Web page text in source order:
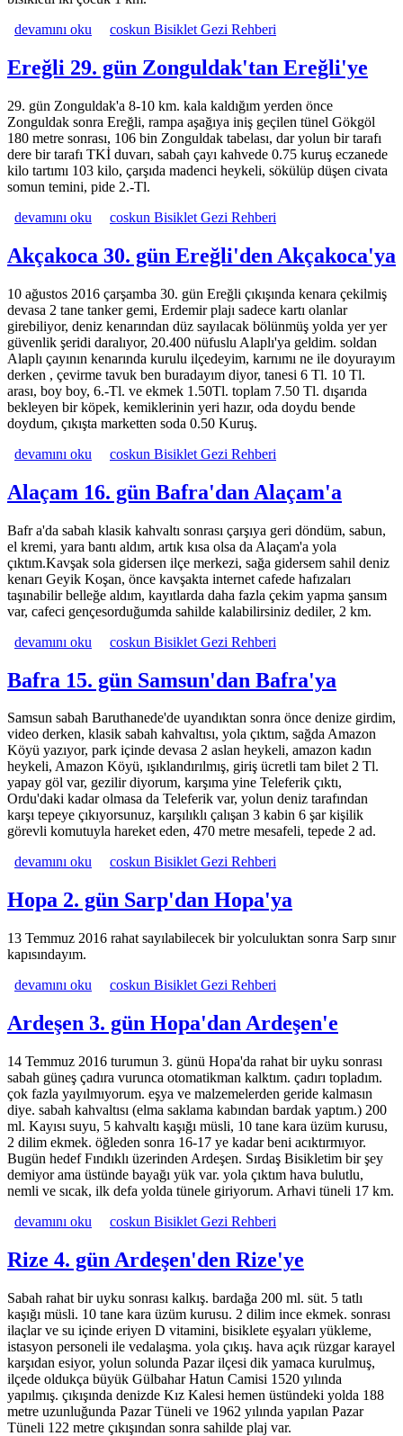
Zonguldak 28. gün Bartın'dan Zonguldak hakkında
devamını oku coskun Bisiklet Gezi Rehberi
Ereğli 29. gün Zonguldak'tan Ereğli'ye
29. gün Zonguldak'a 8-10 km. kala kaldığım yerden önce
Zonguldak sonra Ereğli, rampa aşağıya iniş geçilen tünel Gökgöl
180 metre sonrası, 106 bin Zonguldak tabelası, dar yolun bir tarafı
dere bir tarafı TKİ duvarı, sabah çayı kahvede 0.75 kuruş eczanede
kilo tartımı 103 kilo, çarşıda madenci heykeli, sökülüp düşen civata
somun temini, pide 2.-Tl.
Ereğli 29. gün Zonguldak'tan Ereğli'ye hakkında
devamını oku coskun Bisiklet Gezi Rehberi
Akçakoca 30. gün Ereğli'den Akçakoca'ya
10 ağustos 2016 çarşamba 30. gün Ereğli çıkışında kenara çekilmiş
devasa 2 tane tanker gemi, Erdemir plajı sadece kartı olanlar
girebiliyor, deniz kenarından düz sayılacak bölünmüş yolda yer yer
güvenlik şeridi daralıyor, 20.400 nüfuslu Alaplı'ya geldim. soldan
Alaplı çayının kenarında kurulu ilçedeyim, karnımı ne ile doyurayım
derken , çevirme tavuk ben buradayım diyor, tanesi 6 Tl. 10 Tl.
arası, boy boy, 6.-Tl. ve ekmek 1.50Tl. toplam 7.50 Tl. dışarıda
bekleyen bir köpek, kemiklerinin yeri hazır, oda doydu bende
doydum, çıkışta marketten soda 0.50 Kuruş.
Akçakoca 30. gün Ereğli'den Akçakoca'ya hakkında
devamını oku coskun Bisiklet Gezi Rehberi
Alaçam 16. gün Bafra'dan Alaçam'a
Bafr a'da sabah klasik kahvaltı sonrası çarşıya geri döndüm, sabun,
el kremi, yara bantı aldım, artık kısa olsa da Alaçam'a yola
çıktım.Kavşak sola gidersen ilçe merkezi, sağa gidersem sahil deniz
kenarı Geyik Koşan, önce kavşakta internet cafede hafızaları
taşınabilir belleğe aldım, kayıtlarda daha fazla çekim yapma şansım
var, cafeci gençesorduğumda sahilde kalabilirsiniz dediler, 2 km.
Alaçam 16. gün Bafra'dan Alaçam'a hakkında
devamını oku coskun Bisiklet Gezi Rehberi
Bafra 15. gün Samsun'dan Bafra'ya
Samsun sabah Baruthanede'de uyandıktan sonra önce denize girdim,
video derken, klasik sabah kahvaltısı, yola çıktım, sağda Amazon
Köyü yazıyor, park içinde devasa 2 aslan heykeli, amazon kadın
heykeli, Amazon Köyü, ışıklandırılmış, giriş ücretli tam bilet 2 Tl.
yapay göl var, gezilir diyorum, karşıma yine Teleferik çıktı,
Ordu'daki kadar olmasa da Teleferik var, yolun deniz tarafından
karşı tepeye çıkıyorsunuz, karşılıklı çalışan 3 kabin 6 şar kişilik
görevli komutuyla hareket eden, 470 metre mesafeli, tepede 2 ad.
Bafra 15. gün Samsun'dan Bafra'ya hakkında
devamını oku coskun Bisiklet Gezi Rehberi
Hopa 2. gün Sarp'dan Hopa'ya
13 Temmuz 2016 rahat sayılabilecek bir yolculuktan sonra Sarp sınır
kapısındayım.
Hopa 2. gün Sarp'dan Hopa'ya hakkında
devamını oku coskun Bisiklet Gezi Rehberi
Ardeşen 3. gün Hopa'dan Ardeşen'e
14 Temmuz 2016 turumun 3. günü Hopa'da rahat bir uyku sonrası
sabah güneş çadıra vurunca otomatikman kalktım. çadırı topladım.
çok fazla yayılmıyorum. eşya ve malzemelerden geride kalmasın
diye. sabah kahvaltısı (elma saklama kabından bardak yaptım.) 200
ml. Kayısı suyu, 5 kahvaltı kaşığı müsli, 10 tane kara üzüm kurusu,
2 dilim ekmek. öğleden sonra 16-17 ye kadar beni acıktırmıyor.
Bugün hedef Fındıklı üzerinden Ardeşen. Sırdaş Bisikletim bir şey
demiyor ama üstünde bayağı yük var. yola çıktım hava bulutlu,
nemli ve sıcak, ilk defa yolda tünele giriyorum. Arhavi tüneli 17 km.
Ardeşen 3. gün Hopa'dan Ardeşen'e hakkında
devamını oku coskun Bisiklet Gezi Rehberi
Rize 4. gün Ardeşen'den Rize'ye
Sabah rahat bir uyku sonrası kalkış. bardağa 200 ml. süt. 5 tatlı
kaşığı müsli. 10 tane kara üzüm kurusu. 2 dilim ince ekmek. sonrası
ilaçlar ve su içinde eriyen D vitamini, bisiklete eşyaları yükleme,
istasyon personeli ile vedalaşma. yola çıkış. hava açık rüzgar karayel
karşıdan esiyor, yolun solunda Pazar ilçesi dik yamaca kurulmuş,
ilçede oldukça büyük Gülbahar Hatun Camisi 1520 yılında
yapılmış. çıkışında denizde Kız Kalesi hemen üstündeki yolda 188
metre uzunluğunda Pazar Tüneli ve 1962 yılında yapılan Pazar
Tüneli 122 metre çıkışından sonra sahilde plaj var.